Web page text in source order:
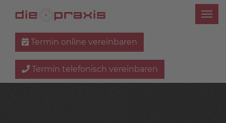
Termin online vereinbaren
Termin telefonisch vereinbaren